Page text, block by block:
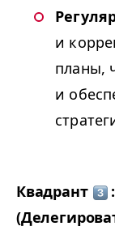
и
планы,
и
Квадрант